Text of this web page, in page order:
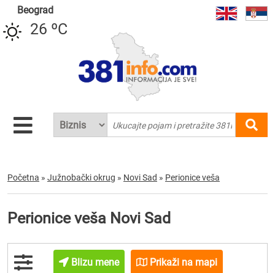
Beograd
26 ºC
Početna » Južnobački okrug » Novi Sad » Perionice veša
Perionice veša Novi Sad
Blizu mene Prikaži na mapi